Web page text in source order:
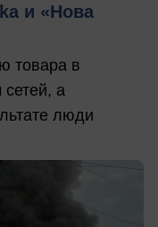
и «Нова
товара в
сетей, а
люди